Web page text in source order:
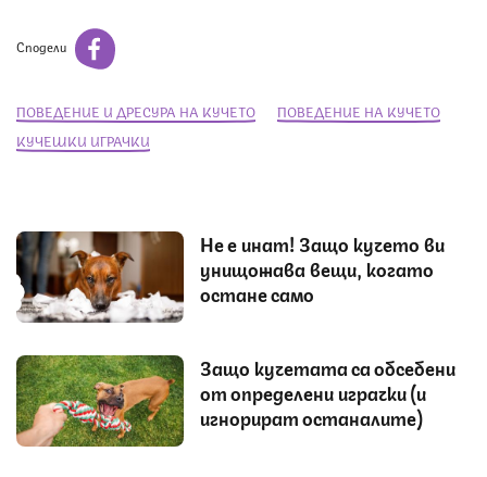
Сподели
ПОВЕДЕНИЕ И ДРЕСУРА НА КУЧЕТО
ПОВЕДЕНИЕ НА КУЧЕТО
КУЧЕШКИ ИГРАЧКИ
Не е инат! Защо кучето ви
унищожава вещи, когато
остане само
Защо кучетата са обсебени
от определени играчки (и
игнорират останалите)